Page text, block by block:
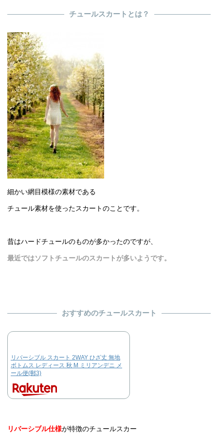
チュールスカートとは？
細かい網目模様の素材である
チュール素材を使ったスカートのことです。
昔はハードチュールのものが多かったのですが、
最近ではソフトチュールのスカートが多いようです。
おすすめのチュールスカート
リバーシブル スカート 2WAY ひざ丈 無地
ボトムス レディース 秋 M ミリアンデニ メ
ール便(郵3)
リバーシブル仕様が特徴のチュールスカー